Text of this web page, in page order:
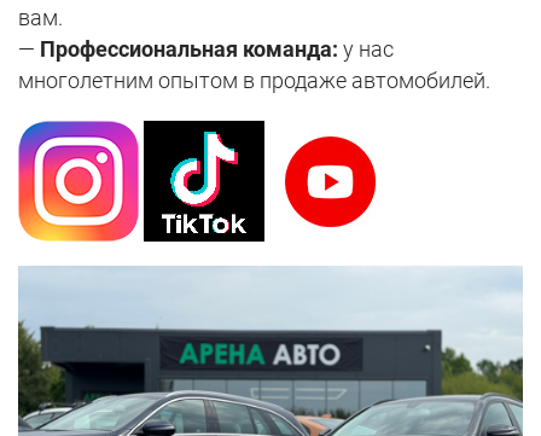
вам.
— Профессиональная команда: у нас
многолетним опытом в продаже автомобилей.